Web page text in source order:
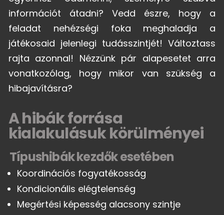
információt átadni? Vedd észre, hogy a
feladat nehézségi foka meghaladja a
játékosaid jelenlegi tudásszintjét! Változtass
rajta azonnal! Nézzünk pár alapesetet arra
vonatkozólag, hogy mikor van szükség a
hibajavításra?
A hibák forrása
kialakulásuk körülményei
Típushibák kezdők esetében
Koordinációs fogyatékosság
Kondicionális elégtelenség
Megértési képesség alacsony szintje